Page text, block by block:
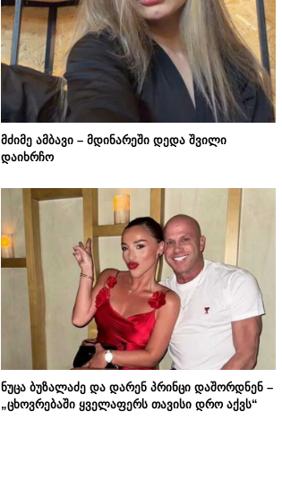
მძიმე ამბავი – მდინარეში დედა შვილი
დაიხრჩო
ნუცა ბუზალაძე და დარენ პრინცი დაშორდნენ –
„ცხოვრებაში ყველაფერს თავისი დრო აქვს“